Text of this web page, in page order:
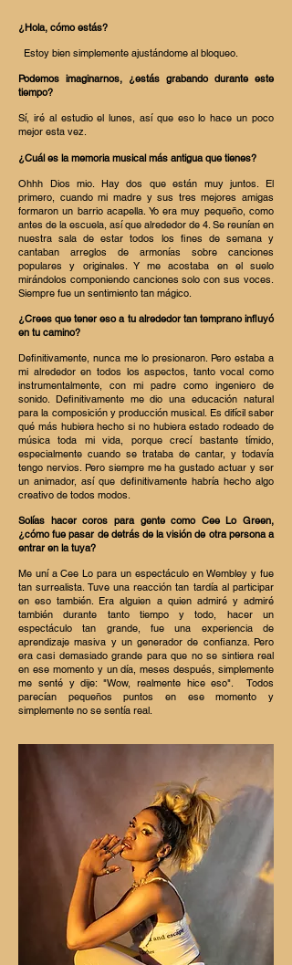
¿Hola, cómo estás?
Estoy bien simplemente ajustándome al bloqueo.
Podemos imaginarnos, ¿estás grabando durante este
tiempo?
Sí, iré al estudio el lunes, así que eso lo hace un poco
mejor esta vez.
¿Cuál es la memoria musical más antigua que tienes?
Ohhh Dios mio. Hay dos que están muy juntos. El
primero, cuando mi madre y sus tres mejores amigas
formaron un barrio acapella. Yo era muy pequeño, como
antes de la escuela, así que alrededor de 4. Se reunían en
nuestra sala de estar todos los fines de semana y
cantaban arreglos de armonías sobre canciones
populares y originales. Y me acostaba en el suelo
mirándolos componiendo canciones solo con sus voces.
Siempre fue un sentimiento tan mágico.
¿Crees que tener eso a tu alrededor tan temprano influyó
en tu camino?
Definitivamente, nunca me lo presionaron. Pero estaba a
mi alrededor en todos los aspectos, tanto vocal como
instrumentalmente, con mi padre como ingeniero de
sonido. Definitivamente me dio una educación natural
para la composición y producción musical. Es difícil saber
qué más hubiera hecho si no hubiera estado rodeado de
música toda mi vida, porque crecí bastante tímido,
especialmente cuando se trataba de cantar, y todavía
tengo nervios. Pero siempre me ha gustado actuar y ser
un animador, así que definitivamente habría hecho algo
creativo de todos modos.
Solías hacer coros para gente como Cee Lo Green,
¿cómo fue pasar de detrás de la visión de otra persona a
entrar en la tuya?
Me uní a Cee Lo para un espectáculo en Wembley y fue
tan surrealista. Tuve una reacción tan tardía al participar
en eso también. Era alguien a quien admiré y admiré
también durante tanto tiempo y todo, hacer un
espectáculo tan grande, fue una experiencia de
aprendizaje masiva y un generador de confianza. Pero
era casi demasiado grande para que no se sintiera real
en ese momento y un día, meses después, simplemente
me senté y dije: "Wow, realmente hice eso".
Todos
parecían pequeños puntos en ese momento y
simplemente no se sentía real.